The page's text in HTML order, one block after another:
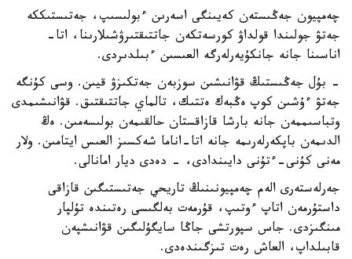
چەمپيون جەڭىستەن كەيىنگى اسەرىن ءبولىسىپ، جەتىستىككە
جەتۋ جولىندا قولداۋ كورسەتكەن جاتتىقتىرۋشىلارىنا، اتا-
اناسىنا جانە جانكۇيەرلەرگە العىسىن ءبىلدىردى.
- بۇل جەڭىستىڭ قۋانىشىن سوزبەن جەتكىزۋ قيىن. وسى كۇنگە
جەتۋ ءۇشىن كوپ ەڭبەك ەتتىك، تالماي جاتتىقتىق. قۋانىشىمدى
وتباسىممەن جانە بارشا قازاقستان حالقىمەن بولىسەمىن. ەڭ
الدىمەن باپكەرلەرىمە جانە اتا-اناما شەكسىز العىس ايتامىن. ولار
مەنى كۇنى-ءتۇنى دايىندادى، - دەدى ديار امانالى.
جەرلەستەرى الەم چەمپيونىنىڭ تاريحي جەتىستىگىن قازاقى
داستۇرمەن اتاپ ءوتىپ، قۇرمەت بەلگىسى رەتىندە تۇلپار
مىنگىزدى. جاس سپورتشى جاڭا سايگۇلىگىن قۋانىشپەن
قابىلداپ، العاش رەت تىزگىندەدى.